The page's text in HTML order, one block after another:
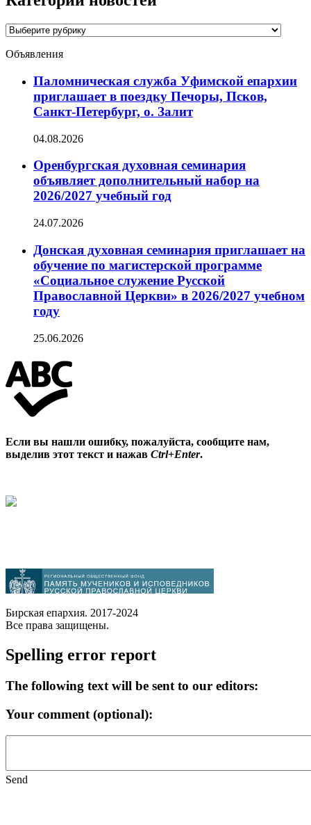
Категории
Объявления
Паломническая служба Уфимской епархии
приглашает в поездку Печоры, Псков,
Санкт-Петербург, о. Залит
04.08.2026
Оренбургская духовная семинария
объявляет дополнительный набор на
2026/2027 учебный год
24.07.2026
Донская духовная семинария приглашает на
обучение по магистерской программе
«Социальное служение Русской
Православной Церкви» в 2026/2027 учебном
году
25.06.2026
Если вы нашли ошибку, пожалуйста, сообщите нам,
выделив этот текст и нажав Ctrl+Enter.
Бирская епархия. 2017-2024
Все права защищены.
Spelling error report
The following text will be sent to our editors:
Your comment (optional):
Send